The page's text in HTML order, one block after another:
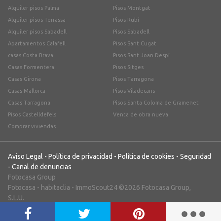
Alquiler pisos Palma
Alquiler pisos Terrassa
Alquiler pisos Sabadell
Apartamentos Calafell
casas Costa Brava
Casas Formentera
Casas Girona
Casas Mallorca
Casas Tarragona
Pisos Castelldefels
Comprar viviendas
Pisos Montgat
Pisos Rubí
Pisos Sabadell
Pisos Sant Cugat
Pisos Sant Joan Despí
Pisos Sitges
Pisos Tarragona
Pisos Viladecans
Pisos Santa Coloma de Gramenet
Venta de obra nueva
Aviso Legal - Política de privacidad - Política de cookies - Seguridad
- Canal de denuncias
Fotocasa Group
Fotocasa - habitaclia - ImmoScout24 ©2026 Fotocasa Group,
S.L.U.